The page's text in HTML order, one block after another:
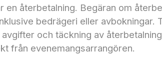
återbetalning. Begäran om
bedrägeri eller avbokningar.
och täckning av
från evenemangsarrangören.